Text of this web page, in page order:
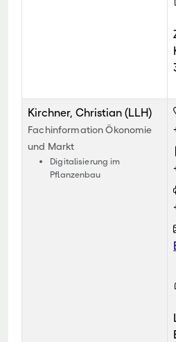
Kirchner, Christian (LLH)
Fachinformation Ökonomie
und Markt
Digitalisierung im
Pflanzenbau